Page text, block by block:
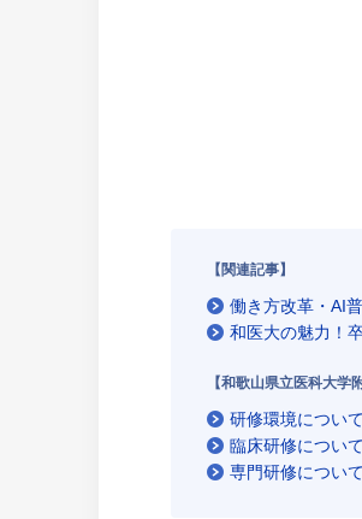
【関連記事】
働き方改革・AI
和医大の魅力！
【和歌山県立医科大学
研修環境について
臨床研修について
専門研修について